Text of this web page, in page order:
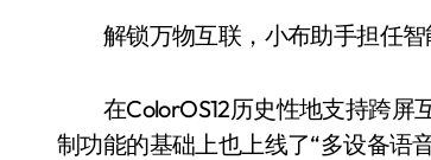
解锁万物互联，小布助手担任智
在ColorOS12历史性地支持跨屏
制功能的基础上也上线了“多设备语